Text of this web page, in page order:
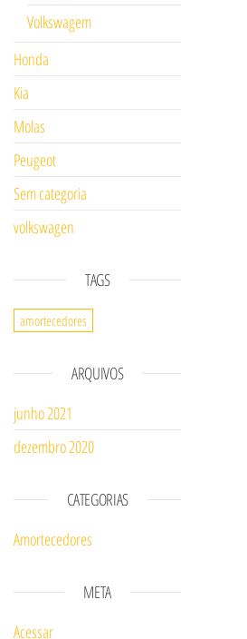
Volkswagem
Honda
Kia
Molas
Peugeot
Sem categoria
volkswagen
TAGS
amortecedores
ARQUIVOS
junho 2021
dezembro 2020
CATEGORIAS
Amortecedores
META
Acessar